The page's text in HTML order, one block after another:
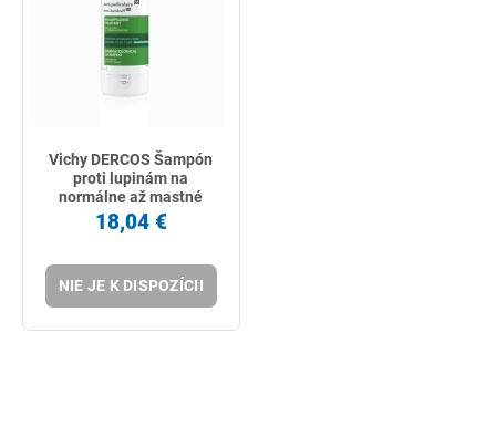
Vichy DERCOS Šampón
proti lupinám na
normálne až mastné
vlasy 390 ml
18,04 €
NIE JE K DISPOZÍCII